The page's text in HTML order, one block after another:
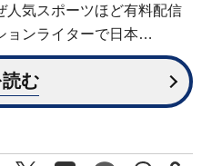
人気スポーツほど有料配信
ョンライターで日本…
む